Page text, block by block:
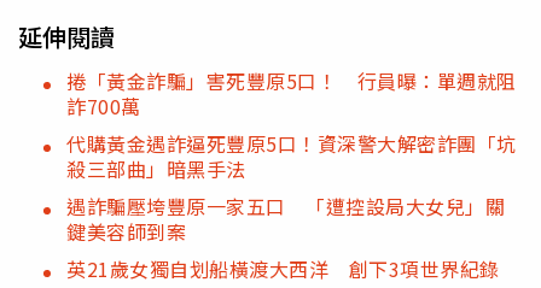
延伸閱讀
捲「黃金詐騙」害死豐原5口！ 行員曝：單週就阻
詐700萬
代購黃金遇詐逼死豐原5口！資深警大解密詐團「坑
殺三部曲」暗黑手法
遇詐騙壓垮豐原一家五口 「遭控設局大女兒」關
鍵美容師到案
英21歲女獨自划船橫渡大西洋 創下3項世界紀錄